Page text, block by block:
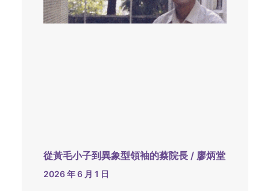
從黃毛小子到異象型領袖的蔡院長 / 廖炳堂
2026 年 6 月 1 日